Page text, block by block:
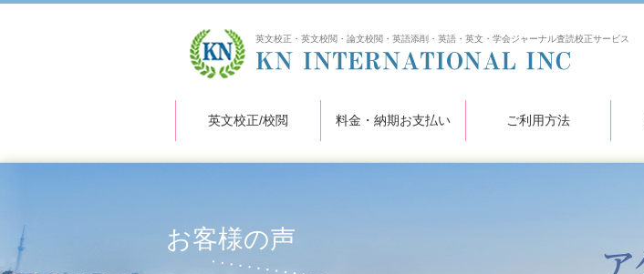
英文校正・英文校閲・論文校閲・英語添削・英語・英文・学会ジャーナル査読校正サービス
英文校正/校閲 料金・納期お支払い ご利用方法
お客様の声